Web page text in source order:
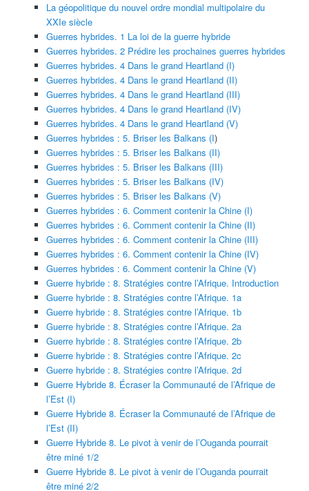
La géopolitique du nouvel ordre mondial multipolaire du
XXIe siècle
Guerres hybrides. 1 La loi de la guerre hybride
Guerres hybrides. 2 Prédire les prochaines guerres hybrides
Guerres hybrides. 4 Dans le grand Heartland (I)
Guerres hybrides. 4 Dans le grand Heartland (II)
Guerres hybrides. 4 Dans le grand Heartland (III)
Guerres hybrides. 4 Dans le grand Heartland (IV)
Guerres hybrides. 4 Dans le grand Heartland (V)
Guerres hybrides : 5. Briser les Balkans (I)
Guerres hybrides : 5. Briser les Balkans (II)
Guerres hybrides : 5. Briser les Balkans (III)
Guerres hybrides : 5. Briser les Balkans (IV)
Guerres hybrides : 5. Briser les Balkans (V)
Guerres hybrides : 6. Comment contenir la Chine (I)
Guerres hybrides : 6. Comment contenir la Chine (II)
Guerres hybrides : 6. Comment contenir la Chine (III)
Guerres hybrides : 6. Comment contenir la Chine (IV)
Guerres hybrides : 6. Comment contenir la Chine (V)
Guerre hybride : 8. Stratégies contre l’Afrique. Introduction
Guerre hybride : 8. Stratégies contre l’Afrique. 1a
Guerre hybride : 8. Stratégies contre l’Afrique. 1b
Guerre hybride : 8. Stratégies contre l’Afrique. 2a
Guerre hybride : 8. Stratégies contre l’Afrique. 2b
Guerre hybride : 8. Stratégies contre l’Afrique. 2c
Guerre hybride : 8. Stratégies contre l’Afrique. 2d
Guerre Hybride 8. Écraser la Communauté de l’Afrique de
l’Est (I)
Guerre Hybride 8. Écraser la Communauté de l’Afrique de
l’Est (II)
Guerre Hybride 8. Le pivot à venir de l’Ouganda pourrait
être miné 1/2
Guerre Hybride 8. Le pivot à venir de l’Ouganda pourrait
être miné 2/2